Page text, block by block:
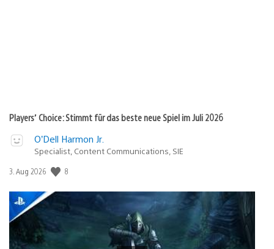
Players’ Choice: Stimmt für das beste neue Spiel im Juli 2026
O’Dell Harmon Jr.
Specialist, Content Communications, SIE
Veröffentlichungsdatum:
3. Aug 2026 8